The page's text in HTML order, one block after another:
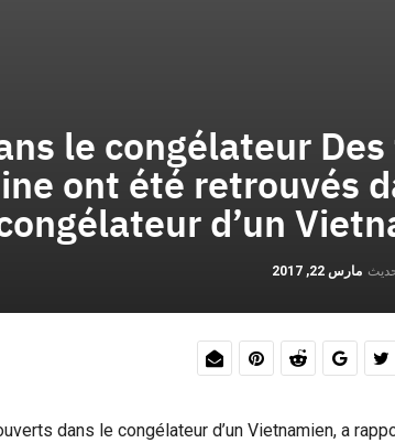
le congélateur
ont été retrouvés
d’un
مارس 22, 2017
dans le congélateur d’un Vietnamien, a